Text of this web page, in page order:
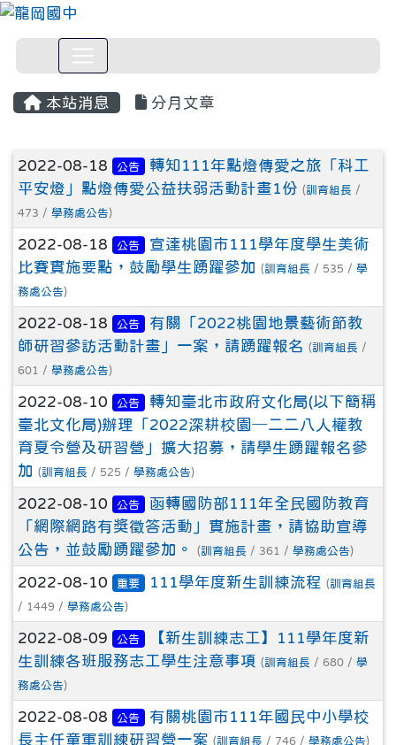
本站消息 分月文章
文章列表
2022-08-18 公告
轉知111年點燈傳愛之旅「科工
平安燈」點燈傳愛公益扶弱活動計畫1份 (訓育組長 /
473 / 學務處公告)
2022-08-18 公告
宣達桃園市111學年度學生美術
比賽實施要點，鼓勵學生踴躍參加 (訓育組長 / 535 / 學
務處公告)
2022-08-18 公告
有關「2022桃園地景藝術節教
師研習參訪活動計畫」一案，請踴躍報名 (訓育組長 /
601 / 學務處公告)
2022-08-10 公告
轉知臺北市政府文化局(以下簡稱
臺北文化局)辦理「2022深耕校園─二二八人權教
育夏令營及研習營」擴大招募，請學生踴躍報名參
加 (訓育組長 / 525 / 學務處公告)
2022-08-10 公告
函轉國防部111年全民國防教育
「網際網路有獎徵答活動」實施計畫，請協助宣導
公告，並鼓勵踴躍參加。
(訓育組長 / 361 / 學務處公告)
2022-08-10 重要 111學年度新生訓練流程 (訓育組長
/ 1449 / 學務處公告)
2022-08-09 公告
【新生訓練志工】111學年度新
生訓練各班服務志工學生注意事項 (訓育組長 / 680 / 學
務處公告)
2022-08-08 公告
有關桃園市111年國民中小學校
長主任童軍訓練研習營一案 (訓育組長 / 746 / 學務處公告)